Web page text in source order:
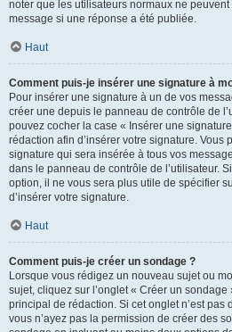
noter que les utilisateurs normaux ne
message si une réponse a été publiée.
Haut
Comment puis-je insérer une signature à
Pour insérer une signature à un de vos
créer une depuis le panneau de contrôle de
pouvez cocher la case « Insérer une
rédaction afin d’insérer votre signature. Vous
signature qui sera insérée à tous vos
dans le panneau de contrôle de l’utilisateur.
option, il ne vous sera plus utile de spécifier
d’insérer votre signature.
Haut
Comment puis-je créer un sondage ?
Lorsque vous rédigez un nouveau sujet ou
sujet, cliquez sur l’onglet « Créer un
principal de rédaction. Si cet onglet n’est pas
vous n’ayez pas la permission de créer des